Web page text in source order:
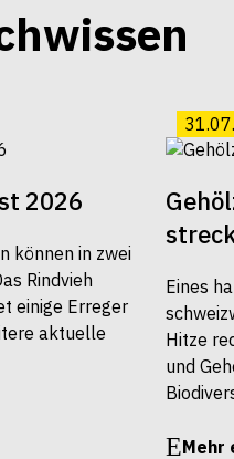
2026
können in zwei
Rindvieh
einige Erreger
aktuelle
Eines
Hitze
und
Mehr